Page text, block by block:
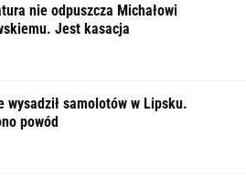
nie odpuszcza Michałowi
Jest kasacja
wysadził samolotów w Lipsku.
powód